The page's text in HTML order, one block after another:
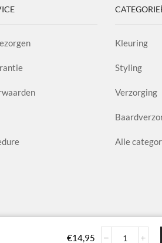
Kleuring
Styling
Verzorging
Alle
€14,95